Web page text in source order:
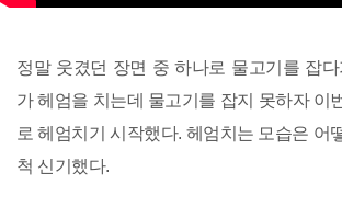
정말 웃겼던 장면 중 하나로 물고기를 잡
가 헤엄을 치는데 물고기를 잡지 못하자 이
로 헤엄치기 시작했다. 헤엄치는 모습은 어
척 신기했다.